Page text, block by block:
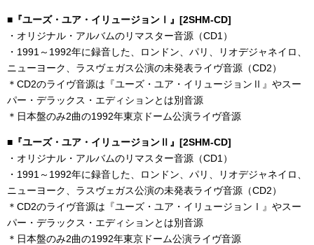
■『ユーズ・ユア・イリュージョンⅠ』[2SHM-CD]
・オリジナル・アルバムのリマスター音源（CD1）
・1991～1992年に録音した、ロンドン、パリ、リオデジャネイロ、
ニューヨーク、ラスヴェガス公演の未発表ライヴ音源（CD2）
＊CD2のライヴ音源は『ユーズ・ユア・イリュージョンⅡ』やスー
パー・デラックス・エディションとは別音源
＊日本盤のみ2曲の1992年東京ドーム公演ライヴ音源
■『ユーズ・ユア・イリュージョンⅡ』[2SHM-CD]
・オリジナル・アルバムのリマスター音源（CD1）
・1991～1992年に録音した、ロンドン、パリ、リオデジャネイロ、
ニューヨーク、ラスヴェガス公演の未発表ライヴ音源（CD2）
＊CD2のライヴ音源は『ユーズ・ユア・イリュージョンⅠ』やスー
パー・デラックス・エディションとは別音源
＊日本盤のみ2曲の1992年東京ドーム公演ライヴ音源